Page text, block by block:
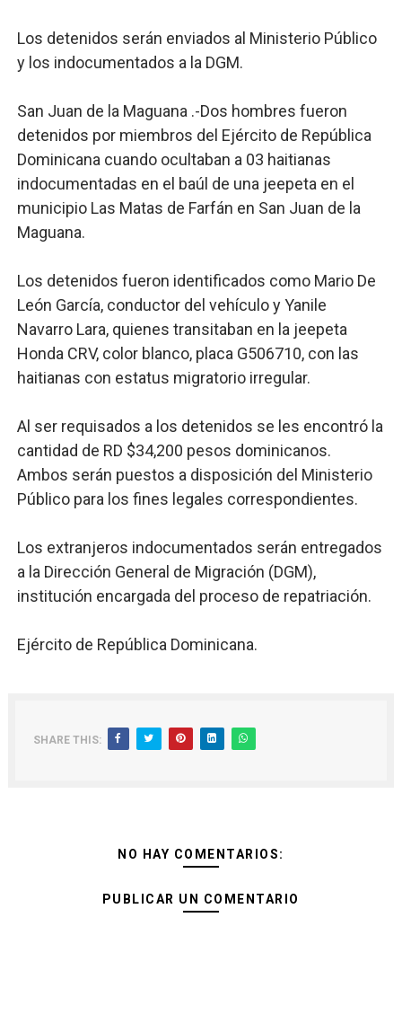
Los detenidos serán enviados al Ministerio Público
y los indocumentados a la DGM.
San Juan de la Maguana .-Dos hombres fueron
detenidos por miembros del Ejército de República
Dominicana cuando ocultaban a 03 haitianas
indocumentadas en el baúl de una jeepeta en el
municipio Las Matas de Farfán en San Juan de la
Maguana.
Los detenidos fueron identificados como Mario De
León García, conductor del vehículo y Yanile
Navarro Lara, quienes transitaban en la jeepeta
Honda CRV, color blanco, placa G506710, con las
haitianas con estatus migratorio irregular.
Al ser requisados a los detenidos se les encontró la
cantidad de RD $34,200 pesos dominicanos.
Ambos serán puestos a disposición del Ministerio
Público para los fines legales correspondientes.
Los extranjeros indocumentados serán entregados
a la Dirección General de Migración (DGM),
institución encargada del proceso de repatriación.
Ejército de República Dominicana.
SHARE THIS:
NO HAY COMENTARIOS:
PUBLICAR UN COMENTARIO